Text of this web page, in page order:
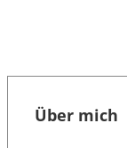
Über mich